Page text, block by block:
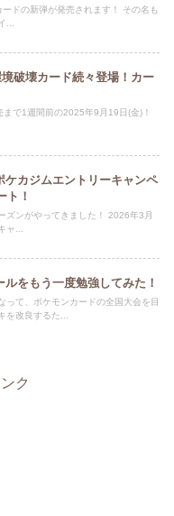
ドの新弾が発売されます！ その名も
...
境破壊カード続々登場！カー
で1週間前の2025年9月19日(金)！
ケカジムエントリーキャンペ
ト！
ズンがやってきました！ 2026年3月
ャ...
をもう一度勉強してみた！
って、ポケモンカードの全国大会を目
を改良するた...
ク